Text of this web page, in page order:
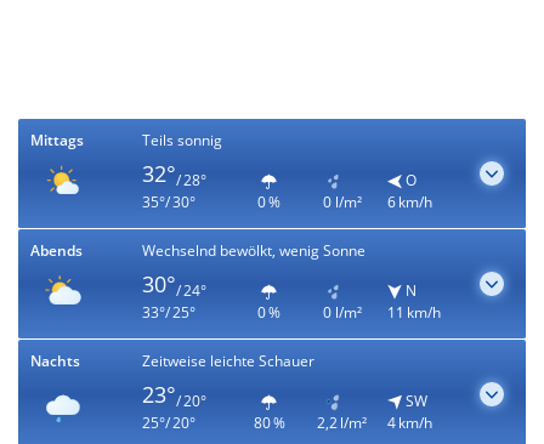
Mittags Teils sonnig
32°/ 28°
35°/ 30°
0 % 0 l/m²
O
6 km/h
Abends Wechselnd bewölkt, wenig Sonne
30°/ 24°
33°/ 25°
0 % 0 l/m²
N
11 km/h
Nachts Zeitweise leichte Schauer
23°/ 20°
25°/ 20°
80 % 2,2 l/m²
SW
4 km/h